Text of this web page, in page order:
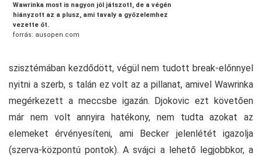
Wawrinka most is nagyon jól játszott, de a végén
hiányzott az a plusz, ami tavaly a győzelemhez
vezette őt.
forrás: ausopen.com
szisztémában kezdődött, végül nem tudott break-előnnyel
nyitni a szerb, s talán ez volt az a pillanat, amivel Wawrinka
megérkezett a meccsbe igazán. Djokovic ezt követően
már nem volt annyira hatékony, nem tudta azokat az
elemeket érvényesíteni, ami Becker jelenlétét igazolja
(szerva-központú pontok). A svájci a lehető legjobbkor, a